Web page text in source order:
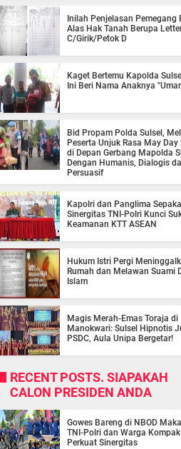
Inilah Penjelasan Pemegang
Alas Hak Tanah Berupa
C/Girik/Petok D
Kaget Bertemu Kapolda
Ini Beri Nama Anaknya
Bid Propam Polda Sulsel,
Peserta Unjuk Rasa May Day
di Depan Gerbang Mapolda
Dengan Humanis, Dialogis
Persuasif
Kapolri dan Panglima
Sinergitas TNI-Polri Kunci
Keamanan KTT ASEAN
Hukum Istri Pergi
Rumah dan Melawan Suami
Islam
Magis Merah-Emas Toraja di
Manokwari: Sulsel Hipnotis
PSDC, Aula Unipa Bergetar!
RECENT POSTS. SIAPAKAH
CALON PRESIDEN ANDA
Gowes Bareng di NBOD
TNI-Polri dan Warga Kompak
Perkuat Sinergitas